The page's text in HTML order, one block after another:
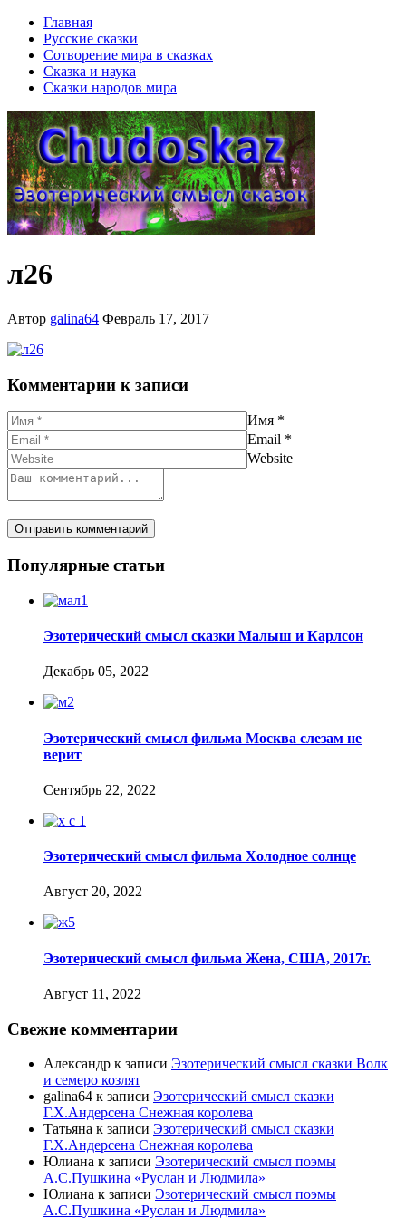
Главная
Русские сказки
Сотворение мира в сказках
Сказка и наука
Сказки народов мира
л26
Автор galina64 Февраль 17, 2017
Комментарии к записи
Имя *
Email *
Website
Популярные статьи
Эзотерический смысл сказки Малыш и Карлсон
Декабрь 05, 2022
Эзотерический смысл фильма Москва слезам не
верит
Сентябрь 22, 2022
Эзотерический смысл фильма Холодное солнце
Август 20, 2022
Эзотерический смысл фильма Жена, США, 2017г.
Август 11, 2022
Свежие комментарии
Александр к записи Эзотерический смысл сказки Волк
и семеро козлят
galina64 к записи Эзотерический смысл сказки
Г.Х.Андерсена Снежная королева
Татьяна к записи Эзотерический смысл сказки
Г.Х.Андерсена Снежная королева
Юлиана к записи Эзотерический смысл поэмы
А.С.Пушкина «Руслан и Людмила»
Юлиана к записи Эзотерический смысл поэмы
А.С.Пушкина «Руслан и Людмила»